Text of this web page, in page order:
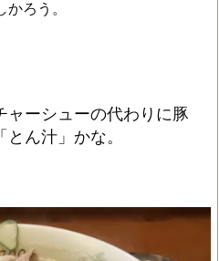
ろう。
ャーシューの代わりに豚
ん汁」かな。